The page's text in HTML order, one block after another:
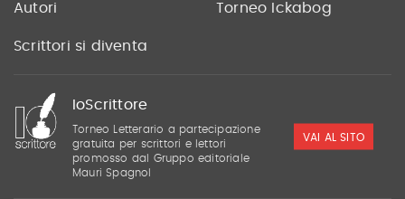
Autori Torneo Ickabog
Scrittori si diventa
IoScrittore
Torneo Letterario a partecipazione
gratuita per scrittori e lettori
promosso dal Gruppo editoriale
Mauri Spagnol
VAI AL SITO